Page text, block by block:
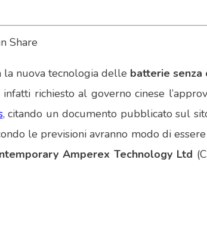
nuova tecnologia delle batterie senza
richiesto al governo cinese
, citando un documento pubblicato sul
le previsioni avranno modo di
Amperex Technology Ltd